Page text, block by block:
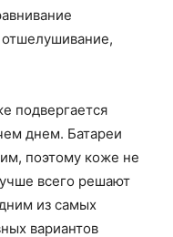
подвергается
днем. Батареи
поэтому коже не
всего решают
из самых
вариантов